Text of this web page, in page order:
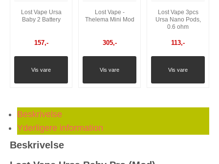
Lost Vape Ursa
Baby 2 Battery
157,-
Vis vare
Lost Vape -
Thelema Mini Mod
305,-
Vis vare
Lost Vape 3pcs
Ursa Nano Pods,
0.6 ohm
113,-
Vis vare
Beskrivelse
Yderligere information
Beskrivelse